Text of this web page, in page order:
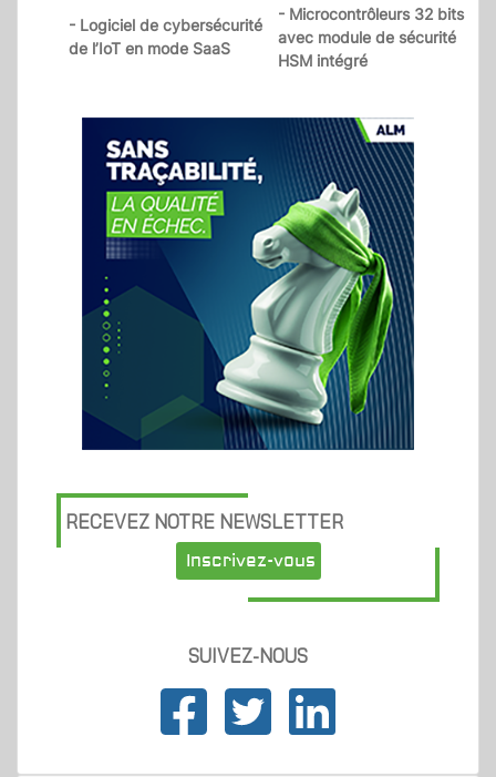
- Logiciel de cybersécurité
de l’IoT en mode SaaS
- Microcontrôleurs 32 bits
avec module de sécurité
HSM intégré
RECEVEZ NOTRE NEWSLETTER
Inscrivez-vous
SUIVEZ-NOUS